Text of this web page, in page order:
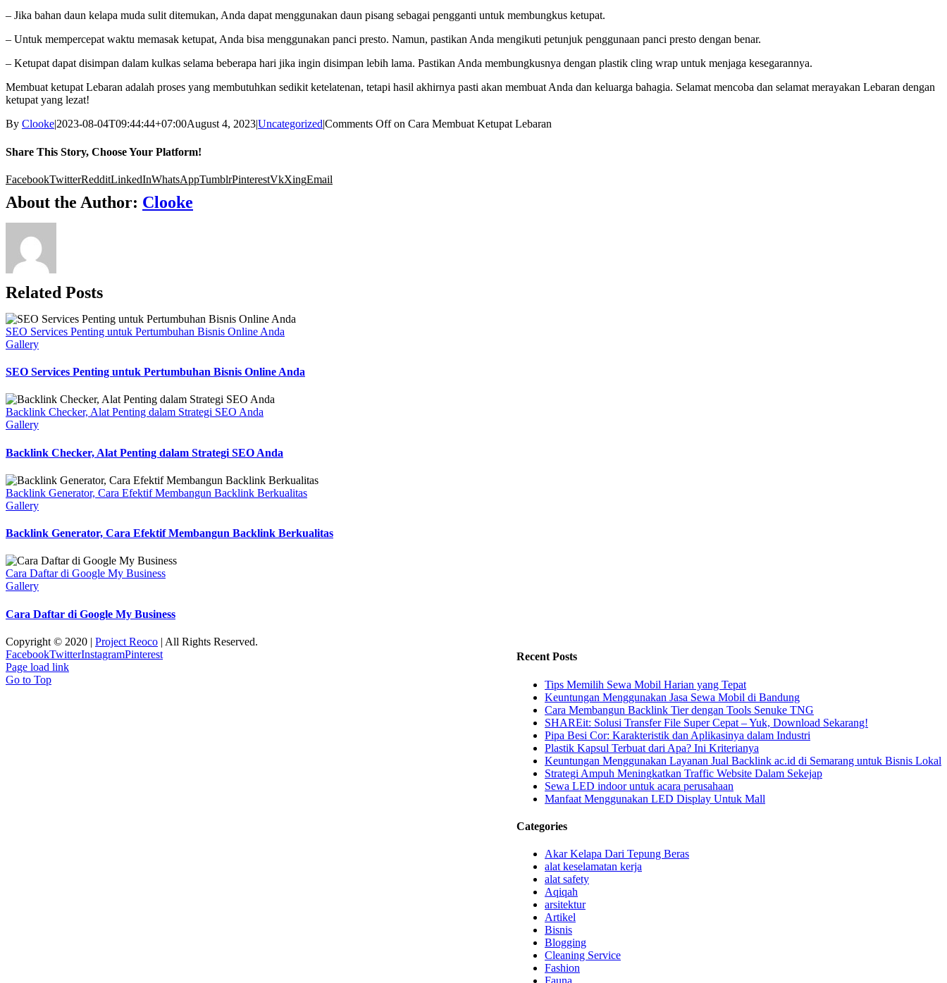
– Jika bahan daun kelapa muda sulit ditemukan, Anda dapat menggunakan daun pisang sebagai pengganti untuk membungkus ketupat.
– Untuk mempercepat waktu memasak ketupat, Anda bisa menggunakan panci presto. Namun, pastikan Anda mengikuti petunjuk penggunaan panci presto dengan benar.
– Ketupat dapat disimpan dalam kulkas selama beberapa hari jika ingin disimpan lebih lama. Pastikan Anda membungkusnya dengan plastik cling wrap untuk menjaga kesegarannya.
Membuat ketupat Lebaran adalah proses yang membutuhkan sedikit ketelatenan, tetapi hasil akhirnya pasti akan membuat Anda dan keluarga bahagia. Selamat mencoba dan selamat merayakan Lebaran dengan
ketupat yang lezat!
By Clooke|2023-08-04T09:44:44+07:00August 4, 2023|Uncategorized|Comments Offon Cara Membuat Ketupat Lebaran
Share This Story, Choose Your Platform!
FacebookTwitterRedditLinkedInWhatsAppTumblrPinterestVkXingEmail
About the Author: Clooke
Related Posts
SEO Services Penting untuk Pertumbuhan Bisnis Online Anda
Gallery
SEO Services Penting untuk Pertumbuhan Bisnis Online Anda
Backlink Checker, Alat Penting dalam Strategi SEO Anda
Gallery
Backlink Checker, Alat Penting dalam Strategi SEO Anda
Backlink Generator, Cara Efektif Membangun Backlink Berkualitas
Gallery
Backlink Generator, Cara Efektif Membangun Backlink Berkualitas
Cara Daftar di Google My Business
Gallery
Cara Daftar di Google My Business
Recent Posts
Tips Memilih Sewa Mobil Harian yang Tepat
Keuntungan Menggunakan Jasa Sewa Mobil di Bandung
Cara Membangun Backlink Tier dengan Tools Senuke TNG
SHAREit: Solusi Transfer File Super Cepat – Yuk, Download Sekarang!
Pipa Besi Cor: Karakteristik dan Aplikasinya dalam Industri
Plastik Kapsul Terbuat dari Apa? Ini Kriterianya
Keuntungan Menggunakan Layanan Jual Backlink ac.id di Semarang untuk Bisnis Lokal
Strategi Ampuh Meningkatkan Traffic Website Dalam Sekejap
Sewa LED indoor untuk acara perusahaan
Manfaat Menggunakan LED Display Untuk Mall
Categories
Akar Kelapa Dari Tepung Beras
alat keselamatan kerja
alat safety
Aqiqah
arsitektur
Artikel
Bisnis
Blogging
Cleaning Service
Fashion
Fauna
Copyright © 2020 | Project Reoco | All Rights Reserved.
FacebookTwitterInstagramPinterest
Page load link
Go to Top